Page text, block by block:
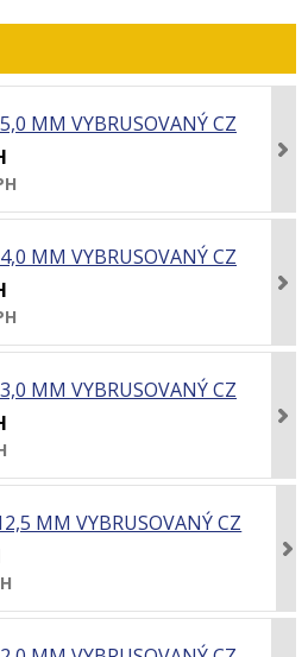
MM VYBRUSOVANÝ CZ
MM VYBRUSOVANÝ CZ
MM VYBRUSOVANÝ CZ
MM VYBRUSOVANÝ CZ